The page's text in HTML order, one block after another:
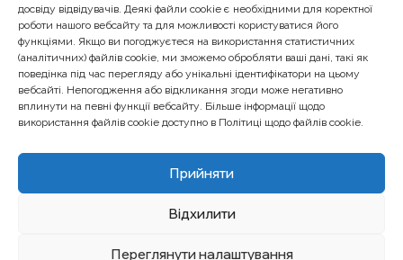
досвіду відвідувачів. Деякі файли cookie є необхідними для коректної
роботи нашого вебсайту та для можливості користуватися його
функціями. Якщо ви погоджуєтеся на використання статистичних
(аналітичних) файлів cookie, ми зможемо обробляти ваші дані, такі як
поведінка під час перегляду або унікальні ідентифікатори на цьому
вебсайті. Непогодження або відкликання згоди може негативно
вплинути на певні функції вебсайту. Більше інформації щодо
використання файлів cookie доступно в Політиці щодо файлів cookie.
Прийняти
Відхилити
Переглянути налаштування
Бізнес-центр “Ренесанс” 01601, Україна, Київ, вул.
Бульварно-Кудрявська, 24
Вебсайт створений та обслуговується за фінансової підтримки
EU4PFM і не обов’язково відображає позицію Європейського Союзу.